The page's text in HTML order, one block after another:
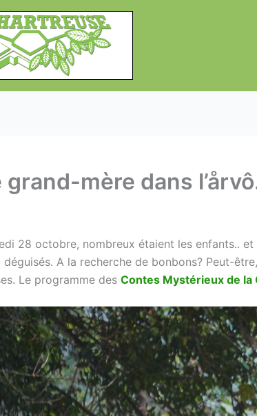
grand-mère dans
28 octobre, nombreux étaient les enfants..
déguisés. A la recherche de bonbons? Peut-
Le programme des Contes Mystérieux de la